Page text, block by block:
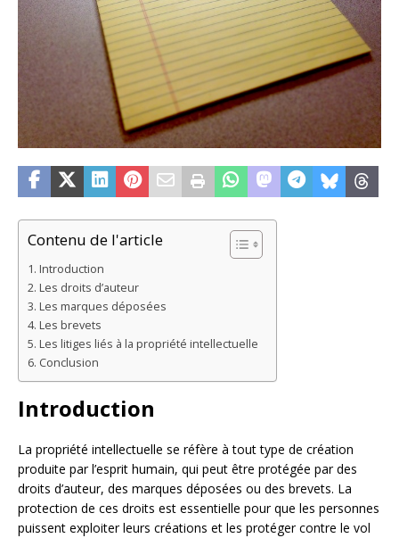
Contenu de l'article
Introduction
Les droits d’auteur
Les marques déposées
Les brevets
Les litiges liés à la propriété intellectuelle
Conclusion
Introduction
La propriété intellectuelle se réfère à tout type de création
produite par l’esprit humain, qui peut être protégée par des
droits d’auteur, des marques déposées ou des brevets. La
protection de ces droits est essentielle pour que les personnes
puissent exploiter leurs créations et les protéger contre le vol